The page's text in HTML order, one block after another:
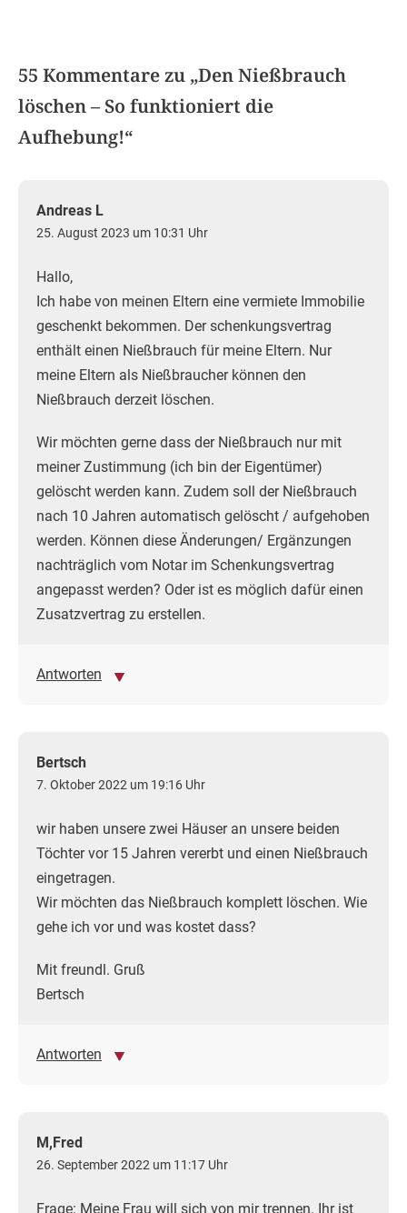
55 Kommentare zu „Den Nießbrauch
löschen – So funktioniert die
Aufhebung!“
Andreas L
25. August 2023 um 10:31 Uhr
Hallo,
Ich habe von meinen Eltern eine vermiete Immobilie
geschenkt bekommen. Der schenkungsvertrag
enthält einen Nießbrauch für meine Eltern. Nur
meine Eltern als Nießbraucher können den
Nießbrauch derzeit löschen.
Wir möchten gerne dass der Nießbrauch nur mit
meiner Zustimmung (ich bin der Eigentümer)
gelöscht werden kann. Zudem soll der Nießbrauch
nach 10 Jahren automatisch gelöscht / aufgehoben
werden. Können diese Änderungen/ Ergänzungen
nachträglich vom Notar im Schenkungsvertrag
angepasst werden? Oder ist es möglich dafür einen
Zusatzvertrag zu erstellen.
Antworten
Bertsch
7. Oktober 2022 um 19:16 Uhr
wir haben unsere zwei Häuser an unsere beiden
Töchter vor 15 Jahren vererbt und einen Nießbrauch
eingetragen.
Wir möchten das Nießbrauch komplett löschen. Wie
gehe ich vor und was kostet dass?
Mit freundl. Gruß
Bertsch
Antworten
M,Fred
26. September 2022 um 11:17 Uhr
Frage: Meine Frau will sich von mir trennen. Ihr ist